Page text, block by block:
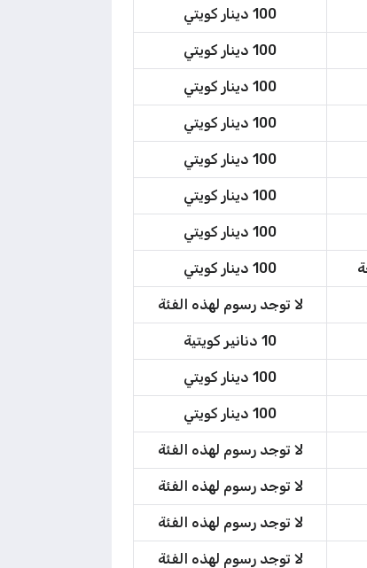
100 دينار كويتي
100 دينار كويتي
100 دينار كويتي
100 دينار كويتي
100 دينار كويتي
100 دينار كويتي
100 دينار كويتي
100 دينار كويتي
لا توجد رسوم لهذه الفئة
10 دنانير كويتية
100 دينار كويتي
100 دينار كويتي
لا توجد رسوم لهذه الفئة
لا توجد رسوم لهذه الفئة
لا توجد رسوم لهذه الفئة
لا توجد رسوم لهذه الفئة